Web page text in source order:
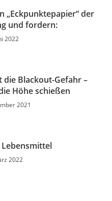
„Eckpunktepapier“ der
und fordern:
2022
die Blackout-Gefahr –
Höhe schießen
2021
2022